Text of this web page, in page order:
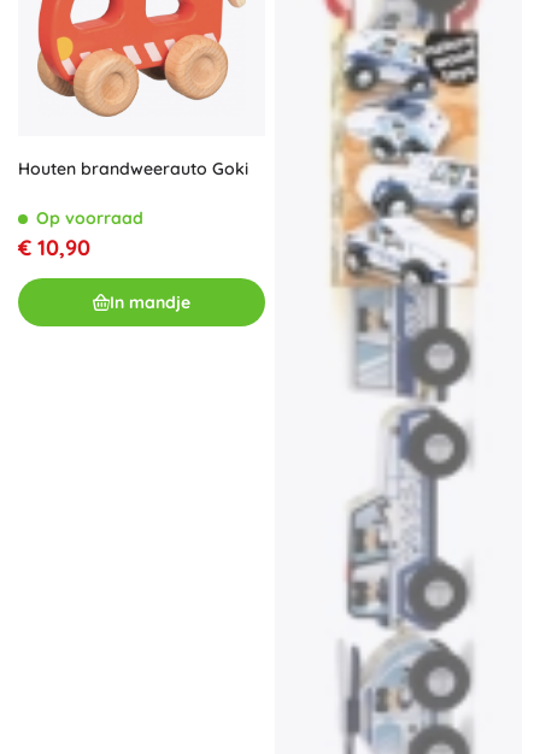
Houten brandweerauto Goki
Op voorraad
€ 10,90
In mandje